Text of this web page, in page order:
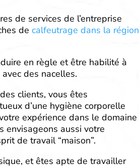
de services de l’entreprise
de calfeutrage dans la région
en règle et être habilité à
des nacelles.
clients, vous êtes
d’une hygiène corporelle
expérience dans le domaine
envisageons aussi votre
de travail “maison”.
et êtes apte de travailler